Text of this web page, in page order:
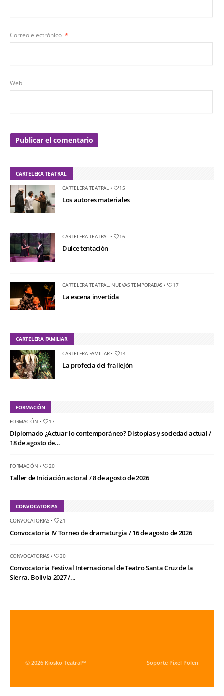
Correo electrónico *
Web
CARTELERA TEATRAL
CARTELERA TEATRAL• 15
Los autores materiales
CARTELERA TEATRAL• 16
Dulce tentación
CARTELERA TEATRAL, NUEVAS TEMPORADAS • 17
La escena invertida
CARTELERA FAMILIAR
CARTELERA FAMILIAR• 14
La profecía del frailejón
FORMACIÓN
FORMACIÓN • 17
Diplomado ¿Actuar lo contemporáneo? Distopías y sociedad actual /
18 de agosto de...
FORMACIÓN • 20
Taller de Iniciación actoral / 8 de agosto de 2026
CONVOCATORIAS
CONVOCATORIAS• 21
Convocatoria IV Torneo de dramaturgia / 16 de agosto de 2026
CONVOCATORIAS• 30
Convocatoria Festival Internacional de Teatro Santa Cruz de la
Sierra, Bolivia 2027 /...
© 2026 Kiosko Teatral™ Soporte Pixel Polen